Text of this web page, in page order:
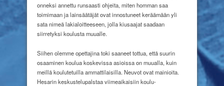
onneksi annettu runsaasti ohjeita, miten homman saa
toimimaan ja lainsäätäjät ovat innostuneet keräämään yli
sata nimeä lakialoitteeseen, jolla kiusaajat saadaan
siirretyksi koulusta muualle.
Siihen olemme opettajina toki saaneet tottua, että suurin
osaaminen koulua koskevissa asioissa on muualla, kuin
meillä koulutetuilla ammattilaisilla. Neuvot ovat mainioita.
Hesarin keskustelupalstaa viimeaikaisiin koulu-